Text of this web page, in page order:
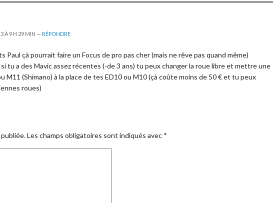
À 9 H 29 MIN — RÉPONDRE
Paul çà pourrait faire un Focus de pro pas cher (mais ne rêve pas quand même)
tu a des Mavic assez récentes (-de 3 ans) tu peux changer la roue libre et mettre une
M11 (Shimano) à la place de tes ED10 ou M10 (çà coûte moins de 50 € et tu peux
roues)
Les champs obligatoires sont indiqués avec *